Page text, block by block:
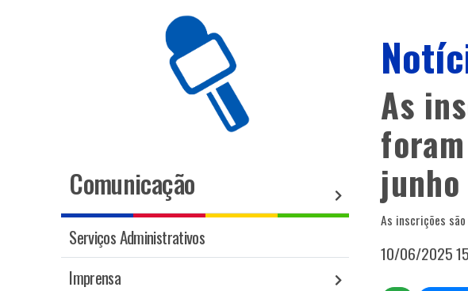
Comunicação
Serviços Administrativos
Imprensa
As
junho
As inscrições
10/06/2025